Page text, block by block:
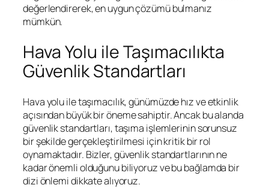
değerlendirerek, en uygun çözümü bulmanız
mümkün.
Hava Yolu ile Taşımacılıkta
Güvenlik Standartları
Hava yolu ile taşımacılık, günümüzde hız ve etkinlik
açısından büyük bir öneme sahiptir. Ancak bu alanda
güvenlik standartları, taşıma işlemlerinin sorunsuz
bir şekilde gerçekleştirilmesi için kritik bir rol
oynamaktadır. Bizler, güvenlik standartlarının ne
kadar önemli olduğunu biliyoruz ve bu bağlamda bir
dizi önlemi dikkate alıyoruz.